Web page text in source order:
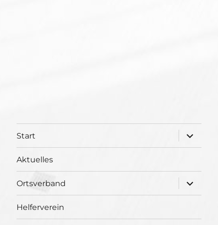
Start
öffnen
Aktuelles
Ortsverband
öffnen
Helferverein